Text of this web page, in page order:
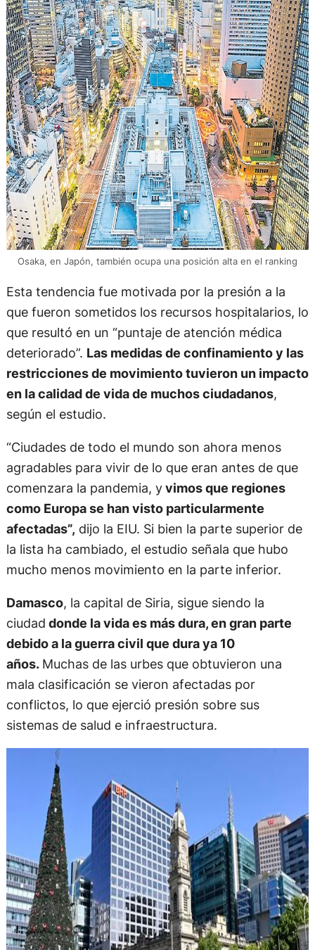
Osaka, en Japón, también ocupa una posición alta en el ranking
Esta tendencia fue motivada por la presión a la
que fueron sometidos los recursos hospitalarios, lo
que resultó en un “puntaje de atención médica
deteriorado”. Las medidas de confinamiento y las
restricciones de movimiento tuvieron un impacto
en la calidad de vida de muchos ciudadanos,
según el estudio.
“Ciudades de todo el mundo son ahora menos
agradables para vivir de lo que eran antes de que
comenzara la pandemia, yvimos que regiones
como Europa se han visto particularmente
afectadas”, dijo la EIU. Si bien la parte superior de
la lista ha cambiado, el estudio señala que hubo
mucho menos movimiento en la parte inferior.
Damasco, la capital de Siria, sigue siendo la
ciudad donde la vida es más dura, en gran parte
debido a la guerra civil que dura ya 10
años. Muchas de las urbes que obtuvieron una
mala clasificación se vieron afectadas por
conflictos, lo que ejerció presión sobre sus
sistemas de salud e infraestructura.